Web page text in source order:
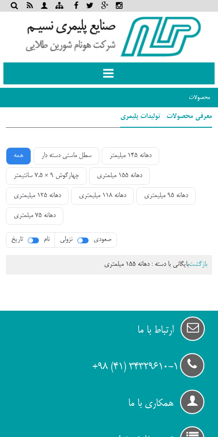
Toggle
navigation
محصولات- تولیدات پلیمری
سطل ماستی دسته دار دهانه 145 میلیمتر
چهارگوش 9 × 7.5 سانتیمتر دهانه 155 میلمتری
دهانه 125 میلیمتری دهانه 118 میلیمتری دهانه 95 میلیمتری
دهانه 75 میلمتری
تاریخ نام نزولی صعودی
بایگانی با دسته :دهانه 155 میلمتری
ارتباط با ما
34329610-1 (۴۱) ۹۸+
همکاری با ما